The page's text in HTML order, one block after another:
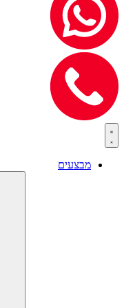
מבצעים